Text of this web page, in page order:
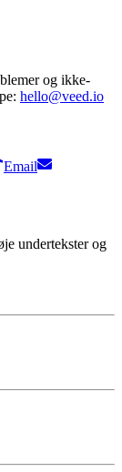
og ikke-
hello@veed.io
Email
undertekster og